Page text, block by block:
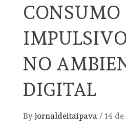
CONSUMO
NO
DIGITAL
By jornaldeitaipava / 14